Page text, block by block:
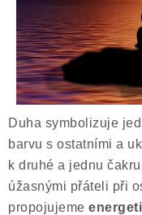
Duha symbolizuje
barvu s ostatními a
k druhé a jednu
úžasnými přáteli při
propojujeme